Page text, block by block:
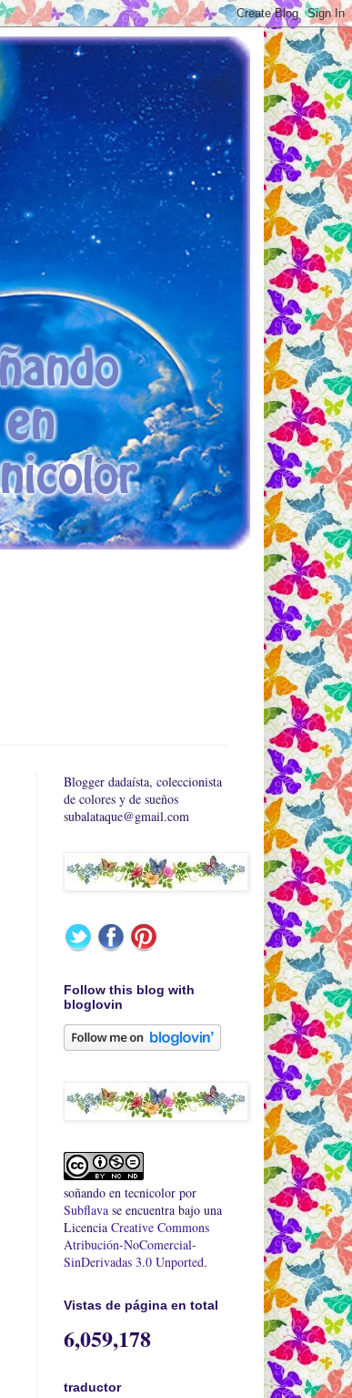
Blogger dadaísta, coleccionista
de colores y de sueños
subalataque@gmail.com
Follow this blog with
bloglovin
soñando en tecnicolor por
Subflava se encuentra bajo una
Licencia Creative Commons
Atribución-NoComercial-
SinDerivadas 3.0 Unported.
Vistas de página en total
6,059,178
traductor